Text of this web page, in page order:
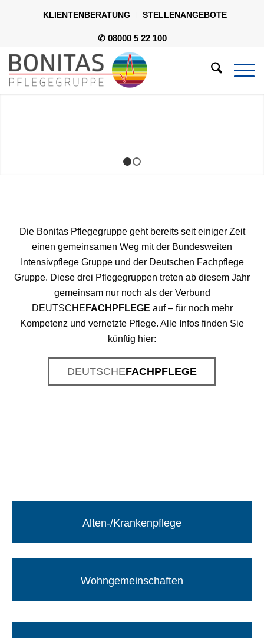
KLIENTENBERATUNG STELLENANGEBOTE
✆ 08000 5 22 100
Die Bonitas Pflegegruppe geht bereits seit einiger Zeit
einen gemeinsamen Weg mit der Bundesweiten
Intensivpflege Gruppe und der Deutschen Fachpflege
Gruppe. Diese drei Pflegegruppen treten ab diesem Jahr
gemeinsam nur noch als der Verbund
DEUTSCHE FACHPFLEGE auf – für noch mehr
Kompetenz und vernetzte Pflege. Alle Infos finden Sie
künftig hier:
DEUTSCHEFACHPFLEGE
Alten-/Krankenpflege
Wohngemeinschaften